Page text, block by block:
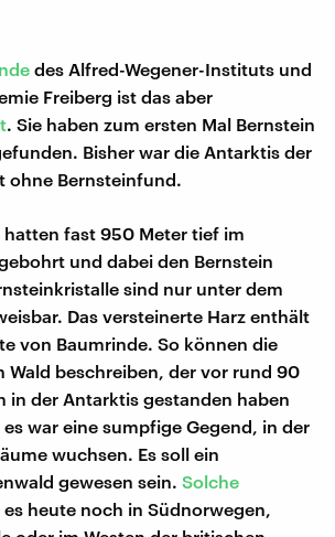
des Alfred-Wegener-Instituts und
Freiberg ist das aber
. Sie haben zum ersten Mal Bernstein
Bisher war die Antarktis der
ohne Bernsteinfund.
hatten fast 950 Meter tief im
und dabei den Bernstein
sind nur unter dem
Das versteinerte Harz enthält
von Baumrinde. So können die
Wald beschreiben, der vor rund 90
in der Antarktis gestanden haben
es war eine sumpfige Gegend, in der
wuchsen. Es soll ein
gewesen sein. Solche
heute noch in Südnorwegen,